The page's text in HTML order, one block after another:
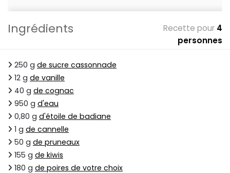
Ingrédients Recette pour 4
personnes
250 g de sucre cassonnade
12 g de vanille
40 g de cognac
950 g d'eau
0,80 g d'étoile de badiane
1 g de cannelle
50 g de pruneaux
155 g de kiwis
180 g de poires de votre choix